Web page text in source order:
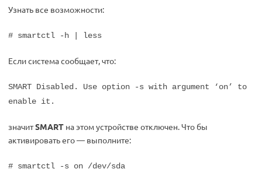
Узнать все возможности:
# smartctl -h | less
Если система сообщает, что:
SMART Disabled. Use option -s with argument ‘on’ to
enable it.
значитSMART на этом устройстве отключен. Что бы
активировать его — выполните:
# smartctl -s on /dev/sda